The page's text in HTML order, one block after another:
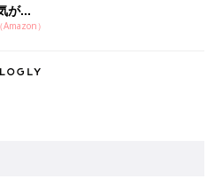
が...
Amazon）